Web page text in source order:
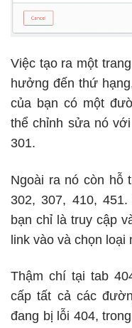
Việc tạo ra một
hưởng đến thứ
của bạn có một
thể chỉnh sửa nó
301.
Ngoài ra nó còn hỗ
302, 307, 410,
bạn chỉ là truy cập
link vào và chọn loại
Thậm chí tại tab
cấp tất cả các
đang bị lỗi 404,